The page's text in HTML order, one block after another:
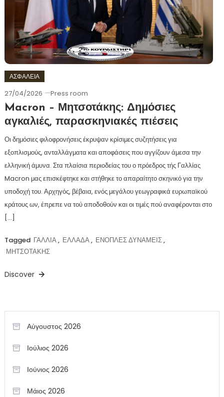
ΑΣΦΑΛΕΙΑ
27/04/2026 Press room
Macron – Μητσοτάκης: Δημόσιες
αγκαλιές, παρασκηνιακές πιέσεις
Οι δημόσιες φιλοφρονήσεις έκρυψαν κρίσιμες συζητήσεις για
εξοπλισμούς, ανταλλάγματα και αποφάσεις που αγγίζουν άμεσα την
ελληνική άμυνα. Στα πλαίσια περιοδείας του ο πρόεδρος τής Γαλλίας
Macron μας επισκέφτηκε και στήθηκε το απαραίτητο σκηνικό για την
υποδοχή του. Αρχηγός, βέβαια, ενός μεγάλου γεωγραφικά ευρωπαϊκού
κράτους ων, έπρεπε να τού αποδοθούν και οι τιμές πού αναφέρονται στο
[…]
Tagged ΓΑΛΛΙΑ, ΕΛΛΑΔΑ, ΕΝΟΠΛΕΣ ΔΥΝΑΜΕΙΣ,
ΜΗΤΣΟΤΑΚΗΣ
Discover
Αύγουστος 2026
Ιούλιος 2026
Ιούνιος 2026
Μάιος 2026